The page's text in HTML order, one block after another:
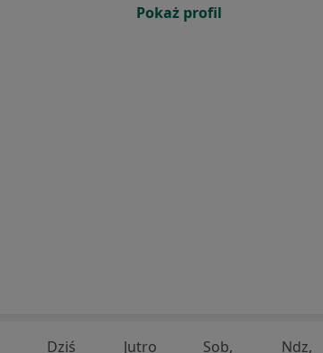
Pokaż profil
Dziś Jutro Sob, Ndz,